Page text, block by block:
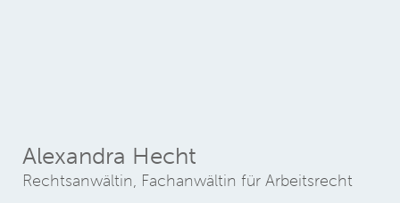
Alexandra Hecht
Rechtsanwältin, Fachanwältin für Arbeitsrecht